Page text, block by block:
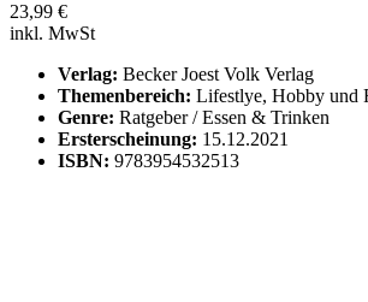
23,99 €
inkl. MwSt
Verlag: Becker Joest Volk Verlag
Themenbereich: Lifestlye, Hobby und
Genre: Ratgeber / Essen & Trinken
Ersterscheinung: 15.12.2021
ISBN: 9783954532513